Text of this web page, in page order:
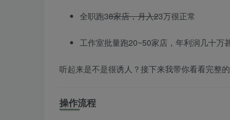
全职跑38家店，月入23万很正常
工作室批量跑20~50家店，年利润几十万
听起来是不是很诱人？接下来我带你看看完整的
操作流程